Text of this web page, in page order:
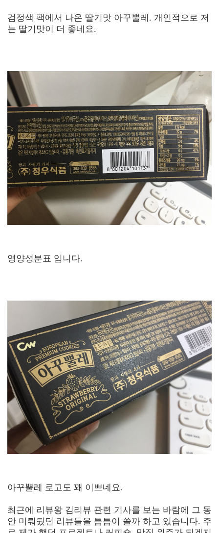
검정색 팩에서 나온 딸기맛 아꾸뿔레. 개인적으로 저
는 딸기맛이 더 좋네요.
영양성분표 입니다.
아꾸뿔레 로고도 꽤 이쁘네요.
최근에 리뷰왕 김리뷰 관련 기사를 보는 바람에 그 동
안 미뤄뒀던 리뷰들을 틈틈이 쓸까 하고 있습니다. 주